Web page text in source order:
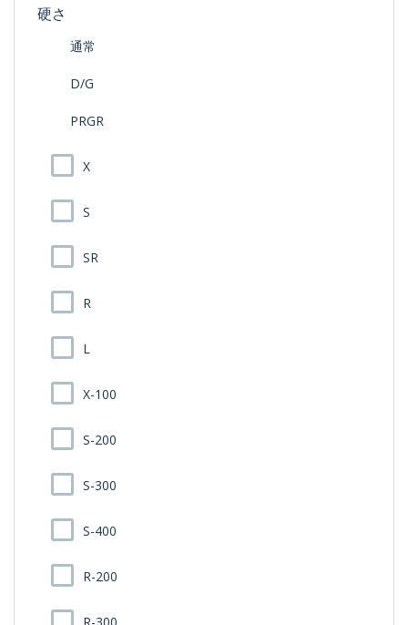
硬さ
通常
D/G
PRGR
X
S
SR
R
L
X-100
S-200
S-300
S-400
R-200